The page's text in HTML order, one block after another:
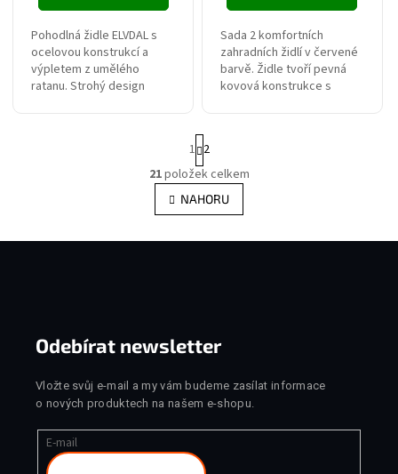
Pohodlná židle ELVDAL s
ocelovou konstrukcí a
výpletem z umělého
ratanu. Strohý design
Sada 2 komfortních
zahradních židlí v červené
barvě. Židle tvoří pevná
kovová konstrukce s
Nosnost činí...
Ovládací prvky výpisu
Stránkování
1 2
21položek celkem
NAHORU
Odebírat newsletter
Vložte svůj e-mail a my vám budeme zasílat informace
o nových produktech na našem e-shopu.
E-mail
Odeslat